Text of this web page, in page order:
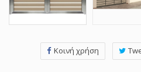
Κοινή χρήση